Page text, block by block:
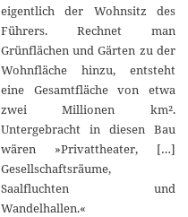
eigentlich der Wohnsitz des
Führers. Rechnet man
Grünflächen und Gärten zu der
Wohnfläche hinzu, entsteht
eine Gesamtfläche von etwa
zwei Millionen km².
Untergebracht in diesen Bau
wären »Privattheater, […]
Gesellschaftsräume,
Saalfluchten und
Wandelhallen.«